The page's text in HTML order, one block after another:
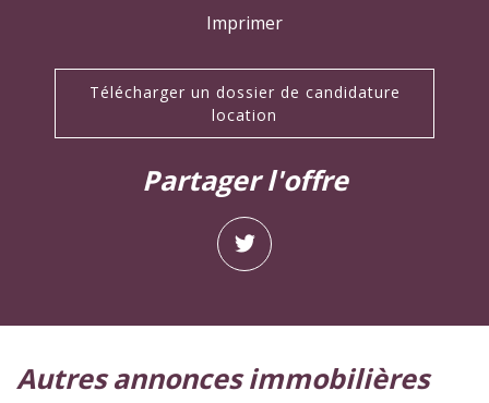
Imprimer
Télécharger un dossier de candidature
location
partager l'offre
autres annonces immobilières